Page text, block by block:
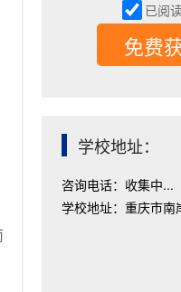
已阅
免费
学校地址：
咨询电话：收集中...
学校地址：重庆市南